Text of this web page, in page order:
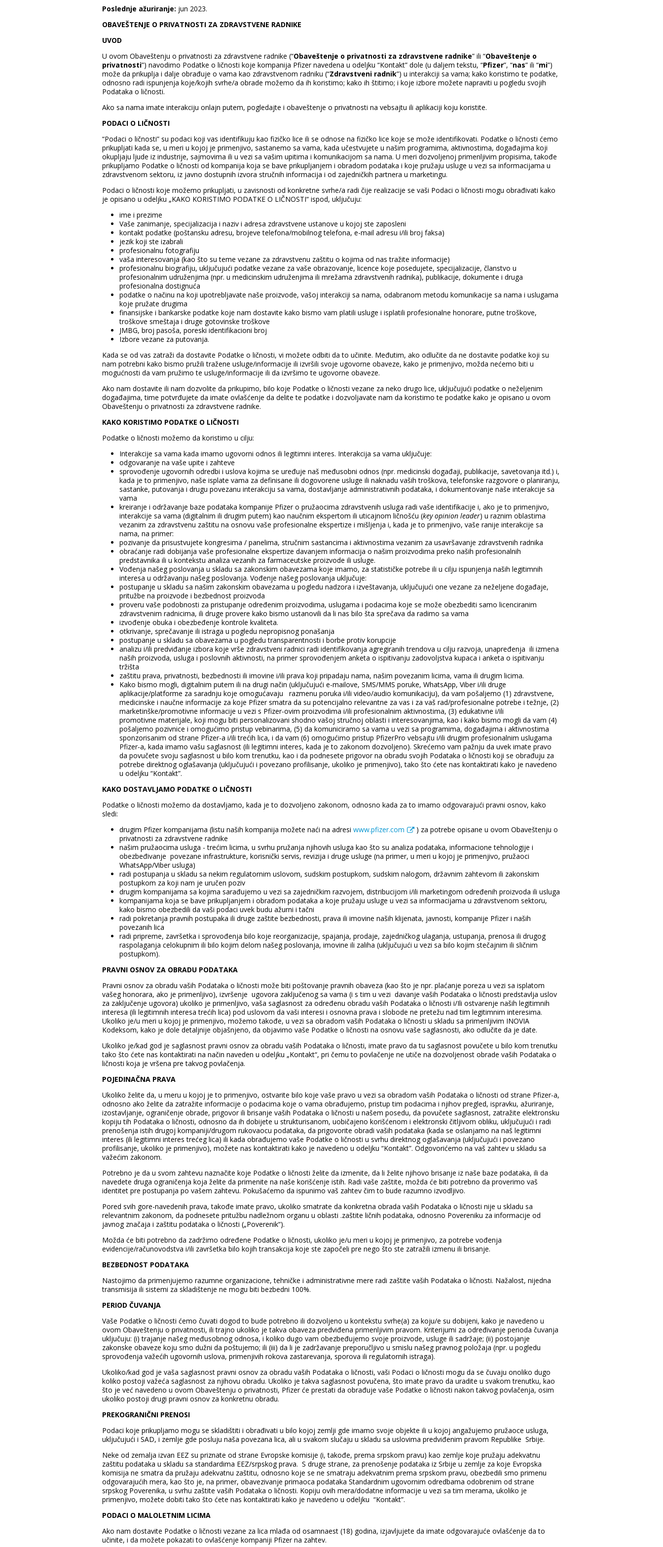
Poslednje ažuriranje: jun 2023.
OBAVEŠTENJE O PRIVATNOSTI ZA ZDRAVSTVENE RADNIKE
UVOD
U ovom Obaveštenju o privatnosti za zdravstvene radnike (“Obaveštenje o privatnosti za zdravstvene radnike” ili “Obaveštenje o
privatnosti”) navodimo Podatke o ličnosti koje kompanija Pfizer navedena u odeljku “Kontakt” dole (u daljem tekstu, “Pfizer”, “nas” ili “mi”)
može da prikuplja i dalje obrađuje o vama kao zdravstvenom radniku (“Zdravstveni radnik”) u interakciji sa vama; kako koristimo te podatke,
odnosno radi ispunjenja koje/kojih svrhe/a obrade možemo da ih koristimo; kako ih štitimo; i koje izbore možete napraviti u pogledu svojih
Podataka o ličnosti.
Ako sa nama imate interakciju onlajn putem, pogledajte i obaveštenje o privatnosti na vebsajtu ili aplikaciji koju koristite.
PODACI O LIČNOSTI
“Podaci o ličnosti” su podaci koji vas identifikuju kao fizičko lice ili se odnose na fizičko lice koje se može identifikovati. Podatke o ličnosti ćemo
prikupljati kada se, u meri u kojoj je primenjivo, sastanemo sa vama, kada učestvujete u našim programima, aktivnostima, događajima koji
okupljaju ljude iz industrije, sajmovima ili u vezi sa vašim upitima i komunikacijom sa nama. U meri dozvoljenoj primenljivim propisima, takođe
prikupljamo Podatke o ličnosti od kompanija koja se bave prikupljanjem i obradom podataka i koje pružaju usluge u vezi sa informacijama u
zdravstvenom sektoru, iz javno dostupnih izvora stručnih informacija i od zajedničkih partnera u marketingu.
Podaci o ličnosti koje možemo prikupljati, u zavisnosti od konkretne svrhe/a radi čije realizacije se vaši Podaci o ličnosti mogu obrađivati kako
je opisano u odeljku „KAKO KORISTIMO PODATKE O LIČNOSTI“ ispod, uključuju:
ime i prezime
Vaše zanimanje, specijalizacija i naziv i adresa zdravstvene ustanove u kojoj ste zaposleni
kontakt podatke (poštansku adresu, brojeve telefona/mobilnog telefona, e-mail adresu i/ili broj faksa)
jezik koji ste izabrali
profesionalnu fotografiju
vaša interesovanja (kao što su teme vezane za zdravstvenu zaštitu o kojima od nas tražite informacije)
profesionalnu biografiju, uključujući podatke vezane za vaše obrazovanje, licence koje posedujete, specijalizacije, članstvo u
profesionalnim udruženjima (npr. u medicinskim udruženjima ili mrežama zdravstvenih radnika), publikacije, dokumente i druga
profesionalna dostignuća
podatke o načinu na koji upotrebljavate naše proizvode, vašoj interakciji sa nama, odabranom metodu komunikacije sa nama i uslugama
koje pružate drugima
finansijske i bankarske podatke koje nam dostavite kako bismo vam platili usluge i isplatili profesionalne honorare, putne troškove,
troškove smeštaja i druge gotovinske troškove
JMBG, broj pasoša, poreski identifikacioni broj
Izbore vezane za putovanja.
Kada se od vas zatraži da dostavite Podatke o ličnosti, vi možete odbiti da to učinite. Međutim, ako odlučite da ne dostavite podatke koji su
nam potrebni kako bismo pružili tražene usluge/informacije ili izvršili svoje ugovorne obaveze, kako je primenjivo, možda nećemo biti u
mogućnosti da vam pružimo te usluge/informacije ili da izvršimo te ugovorne obaveze.
Ako nam dostavite ili nam dozvolite da prikupimo, bilo koje Podatke o ličnosti vezane za neko drugo lice, uključujući podatke o neželjenim
događajima, time potvrđujete da imate ovlašćenje da delite te podatke i dozvoljavate nam da koristimo te podatke kako je opisano u ovom
Obaveštenju o privatnosti za zdravstvene radnike.
KAKO KORISTIMO PODATKE O LIČNOSTI
Podatke o ličnosti možemo da koristimo u cilju:
Interakcije sa vama kada imamo ugovorni odnos ili legitimni interes. Interakcija sa vama uključuje:
odgovaranje na vaše upite i zahteve
sprovođenje ugovornih odredbi i uslova kojima se uređuje naš međusobni odnos (npr. medicinski događaji, publikacije, savetovanja itd.) i,
kada je to primenjivo, naše isplate vama za definisane ili dogovorene usluge ili naknadu vaših troškova, telefonske razgovore o planiranju,
sastanke, putovanja i drugu povezanu interakciju sa vama, dostavljanje administrativnih podataka, i dokumentovanje naše interakcije sa
vama
kreiranje i održavanje baze podataka kompanije Pfizer o pružaocima zdravstvenih usluga radi vaše identifikacije i, ako je to primenjivo,
interakcije sa vama (digitalnim ili drugim putem) kao naučnim ekspertom ili uticajnom ličnošću (key opinion leader) u raznim oblastima
vezanim za zdravstvenu zaštitu na osnovu vaše profesionalne ekspertize i mišljenja i, kada je to primenjivo, vaše ranije interakcije sa
nama, na primer:
pozivanje da prisustvujete kongresima / panelima, stručnim sastancima i aktivnostima vezanim za usavršavanje zdravstvenih radnika
obraćanje radi dobijanja vaše profesionalne ekspertize davanjem informacija o našim proizvodima preko naših profesionalnih
predstavnika ili u kontekstu analiza vezanih za farmaceutske proizvode ili usluge.
Vođenja našeg poslovanja u skladu sa zakonskim obavezama koje imamo, za statističke potrebe ili u cilju ispunjenja naših legitimnih
interesa u održavanju našeg poslovanja. Vođenje našeg poslovanja uključuje:
postupanje u skladu sa našim zakonskim obavezama u pogledu nadzora i izveštavanja, uključujući one vezane za neželjene događaje,
pritužbe na proizvode i bezbednost proizvoda
proveru vaše podobnosti za pristupanje određenim proizvodima, uslugama i podacima koje se može obezbediti samo licenciranim
zdravstvenim radnicima, ili druge provere kako bismo ustanovili da li nas bilo šta sprečava da radimo sa vama
izvođenje obuka i obezbeđenje kontrole kvaliteta.
otkrivanje, sprečavanje ili istraga u pogledu nepropisnog ponašanja
postupanje u skladu sa obavezama u pogledu transparentnosti i borbe protiv korupcije
analizu i/ili predviđanje izbora koje vrše zdravstveni radnici radi identifikovanja agregiranih trendova u cilju razvoja, unapređenja ili izmena
naših proizvoda, usluga i poslovnih aktivnosti, na primer sprovođenjem anketa o ispitivanju zadovoljstva kupaca i anketa o ispitivanju
tržišta
zaštitu prava, privatnosti, bezbednosti ili imovine i/ili prava koji pripadaju nama, našim povezanim licima, vama ili drugim licima.
Kako bismo mogli, digitalnim putem ili na drugi način (uključujući e-mailove, SMS/MMS poruke, WhatsApp, Viber i/ili druge
aplikacije/platforme za saradnju koje omogućavaju razmenu poruka i/ili video/audio komunikaciju), da vam pošaljemo (1) zdravstvene,
medicinske i naučne informacije za koje Pfizer smatra da su potencijalno relevantne za vas i za vaš rad/profesionalne potrebe i težnje, (2)
marketinške/promotivne informacije u vezi s Pfizer-ovim proizvodima i/ili profesionalnim aktivnostima, (3) edukativne i/ili
promotivne materijale, koji mogu biti personalizovani shodno vašoj stručnoj oblasti i interesovanjima, kao i kako bismo mogli da vam (4)
pošaljemo pozivnice i omogućimo pristup vebinarima, (5) da komuniciramo sa vama u vezi sa programima, događajima i aktivnostima
sponzorisanim od strane Pfizer-a i/ili trećih lica, i da vam (6) omogućimo pristup PfizerPro vebsajtu i/ili drugim profesionalnim uslugama
Pfizer-a, kada imamo vašu saglasnost (ili legitimni interes, kada je to zakonom dozvoljeno). Skrećemo vam pažnju da uvek imate pravo
da povučete svoju saglasnost u bilo kom trenutku, kao i da podnesete prigovor na obradu svojih Podataka o ličnosti koji se obrađuju za
potrebe direktnog oglašavanja (uključujući i povezano profilisanje, ukoliko je primenjivo), tako što ćete nas kontaktirati kako je navedeno
u odeljku “Kontakt”.
KAKO DOSTAVLJAMO PODATKE O LIČNOSTI
Podatke o ličnosti možemo da dostavljamo, kada je to dozvoljeno zakonom, odnosno kada za to imamo odgovarajući pravni osnov, kako
sledi:
drugim Pfizer kompanijama (listu naših kompanija možete naći na adresi www.pfizer.com
) za potrebe opisane u ovom Obaveštenju o
privatnosti za zdravstvene radnike
našim pružaocima usluga - trećim licima, u svrhu pružanja njihovih usluga kao što su analiza podataka, informacione tehnologije i
obezbeđivanje povezane infrastrukture, korisnički servis, revizija i druge usluge (na primer, u meri u kojoj je primenjivo, pružaoci
WhatsApp/Viber usluga)
radi postupanja u skladu sa nekim regulatornim uslovom, sudskim postupkom, sudskim nalogom, državnim zahtevom ili zakonskim
postupkom za koji nam je uručen poziv
drugim kompanijama sa kojima sarađujemo u vezi sa zajedničkim razvojem, distribucijom i/ili marketingom određenih proizvoda ili usluga
kompanijama koja se bave prikupljanjem i obradom podataka a koje pružaju usluge u vezi sa informacijama u zdravstvenom sektoru,
kako bismo obezbedili da vaši podaci uvek budu ažurni i tačni
radi pokretanja pravnih postupaka ili druge zaštite bezbednosti, prava ili imovine naših klijenata, javnosti, kompanije Pfizer i naših
povezanih lica
radi pripreme, završetka i sprovođenja bilo koje reorganizacije, spajanja, prodaje, zajedničkog ulaganja, ustupanja, prenosa ili drugog
raspolaganja celokupnim ili bilo kojim delom našeg poslovanja, imovine ili zaliha (uključujući u vezi sa bilo kojim stečajnim ili sličnim
postupkom).
PRAVNI OSNOV ZA OBRADU PODATAKA
Pravni osnov za obradu vaših Podataka o ličnosti može biti poštovanje pravnih obaveza (kao što je npr. plaćanje poreza u vezi sa isplatom
vašeg honorara, ako je primenljivo), izvršenje ugovora zaključenog sa vama (i s tim u vezi davanje vaših Podataka o ličnosti predstavlja uslov
za zaključenje ugovora) ukoliko je primenljivo, vaša saglasnost za određenu obradu vaših Podataka o ličnosti i/Ili ostvarenje naših legitimnih
interesa (ili legitimnih interesa trećih lica) pod uslovom da vaši interesi i osnovna prava i slobode ne pretežu nad tim legitimnim interesima.
Ukoliko je/u meri u kojoj je primenjivo, možemo takođe, u vezi sa obradom vaših Podataka o ličnosti u skladu sa primenljivim INOVIA
Kodeksom, kako je dole detaljnije objašnjeno, da objavimo vaše Podatke o ličnosti na osnovu vaše saglasnosti, ako odlučite da je date.
Ukoliko je/kad god je saglasnost pravni osnov za obradu vaših Podataka o ličnosti, imate pravo da tu saglasnost povučete u bilo kom trenutku
tako što ćete nas kontaktirati na način naveden u odeljku „Kontakt“, pri čemu to povlačenje ne utiče na dozvoljenost obrade vaših Podataka o
ličnosti koja je vršena pre takvog povlačenja.
POJEDINAČNA PRAVA
Ukoliko želite da, u meru u kojoj je to primenjivo, ostvarite bilo koje vaše pravo u vezi sa obradom vaših Podataka o ličnosti od strane Pfizer-a,
odnosno ako želite da zatražite informacije o podacima koje o vama obrađujemo, pristup tim podacima i njihov pregled, ispravku, ažuriranje,
izostavljanje, ograničenje obrade, prigovor ili brisanje vaših Podataka o ličnosti u našem posedu, da povučete saglasnost, zatražite elektronsku
kopiju tih Podataka o ličnosti, odnosno da ih dobijete u strukturisanom, uobičajeno korišćenom i elektronski čitljivom obliku, uključujući i radi
prenošenja istih drugoj kompaniji/drugom rukovaocu podataka, da prigovorite obradi vaših podataka (kada se oslanjamo na naš legitimni
interes (ili legitimni interes trećeg lica) ili kada obrađujemo vaše Podatke o ličnosti u svrhu direktnog oglašavanja (uključujući i povezano
profilisanje, ukoliko je primenjivo), možete nas kontaktirati kako je navedeno u odeljku “Kontakt”. Odgovorićemo na vaš zahtev u skladu sa
važećim zakonom.
Potrebno je da u svom zahtevu naznačite koje Podatke o ličnosti želite da izmenite, da li želite njihovo brisanje iz naše baze podataka, ili da
navedete druga ograničenja koja želite da primenite na naše korišćenje istih. Radi vaše zaštite, možda će biti potrebno da proverimo vaš
identitet pre postupanja po vašem zahtevu. Pokušaćemo da ispunimo vaš zahtev čim to bude razumno izvodljivo.
Pored svih gore-navedenih prava, takođe imate pravo, ukoliko smatrate da konkretna obrada vaših Podataka o ličnosti nije u skladu sa
relevantnim zakonom, da podnesete pritužbu nadležnom organu u oblasti .zaštite ličnih podataka, odnosno Povereniku za informacije od
javnog značaja i zaštitu podataka o ličnosti („Poverenik“).
Možda će biti potrebno da zadržimo određene Podatke o ličnosti, ukoliko je/u meri u kojoj je primenjivo, za potrebe vođenja
evidencije/računovodstva i/ili završetka bilo kojih transakcija koje ste započeli pre nego što ste zatražili izmenu ili brisanje.
BEZBEDNOST PODATAKA
Nastojimo da primenjujemo razumne organizacione, tehničke i administrativne mere radi zaštite vaših Podataka o ličnosti. Nažalost, nijedna
transmisija ili sistemi za skladištenje ne mogu biti bezbedni 100%.
PERIOD ČUVANJA
Vaše Podatke o ličnosti ćemo čuvati dogod to bude potrebno ili dozvoljeno u kontekstu svrhe(a) za koju/e su dobijeni, kako je navedeno u
ovom Obaveštenju o privatnosti, ili trajno ukoliko je takva obaveza predviđena primenljivim pravom. Kriterijumi za određivanje perioda čuvanja
uključuju: (i) trajanje našeg međusobnog odnosa, i koliko dugo vam obezbeđujemo svoje proizvode, usluge ili sadržaje; (ii) postojanje
zakonske obaveze koju smo dužni da poštujemo; ili (iii) da li je zadržavanje preporučljivo u smislu našeg pravnog položaja (npr. u pogledu
sprovođenja važećih ugovornih uslova, primenjivih rokova zastarevanja, sporova ili regulatornih istraga).
Ukoliko/kad god je vaša saglasnost pravni osnov za obradu vaših Podataka o ličnosti, vaši Podaci o ličnosti mogu da se čuvaju onoliko dugo
koliko postoji važeća saglasnost za njihovu obradu. Ukoliko je takva saglasnost povučena, što imate pravo da uradite u svakom trenutku, kao
što je već navedeno u ovom Obaveštenju o privatnosti, Pfizer će prestati da obrađuje vaše Podatke o ličnosti nakon takvog povlačenja, osim
ukoliko postoji drugi pravni osnov za konkretnu obradu.
PREKOGRANIČNI PRENOSI
Podaci koje prikupljamo mogu se skladištiti i obrađivati u bilo kojoj zemlji gde imamo svoje objekte ili u kojoj angažujemo pružaoce usluga,
uključujući i SAD, i zemlje gde posluju naša povezana lica, ali u svakom slučaju u skladu sa uslovima predviđenim pravom Republike Srbije.
Neke od zemalja izvan EEZ su priznate od strane Evropske komisije (i, takođe, prema srpskom pravu) kao zemlje koje pružaju adekvatnu
zaštitu podataka u skladu sa standardima EEZ/srpskog prava. S druge strane, za prenošenje podataka iz Srbije u zemlje za koje Evropska
komisija ne smatra da pružaju adekvatnu zaštitu, odnosno koje se ne smatraju adekvatnim prema srpskom pravu, obezbedili smo primenu
odgovarajućih mera, kao što je, na primer, obavezivanje primaoca podataka Standardnim ugovornim odredbama odobrenim od strane
srpskog Poverenika, u svrhu zaštite vaših Podataka o ličnosti. Kopiju ovih mera/dodatne informacije u vezi sa tim merama, ukoliko je
primenjivo, možete dobiti tako što ćete nas kontaktirati kako je navedeno u odeljku “Kontakt”.
PODACI O MALOLETNIM LICIMA
Ako nam dostavite Podatke o ličnosti vezane za lica mlađa od osamnaest (18) godina, izjavljujete da imate odgovarajuće ovlašćenje da to
učinite, i da možete pokazati to ovlašćenje kompaniji Pfizer na zahtev.